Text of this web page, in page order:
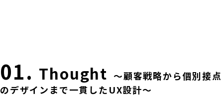
01. Thought ～顧客戦略から個別接点
のデザインまで一貫したUX設計～